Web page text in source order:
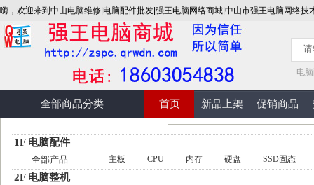
嗨，欢迎来到中山电脑维修|电脑配件批发|强王电脑网络商城|中山市强王电脑网络技
电
全部商品分类 首页 新品上架 促销商品
1F 电脑配件
全部产品 主板 CPU 内存 硬盘 SSD固态
2F 电脑整机